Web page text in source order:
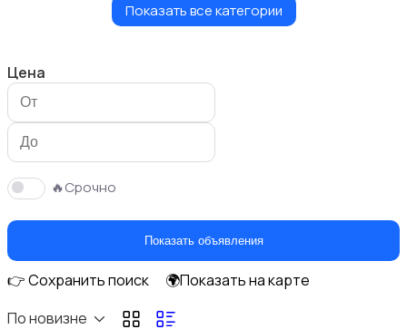
Красота и здоровье
Показать все категории
Цена
🔥Срочно
Показать объявления
👉 Сохранить поиск
🌍Показать на карте
По новизне